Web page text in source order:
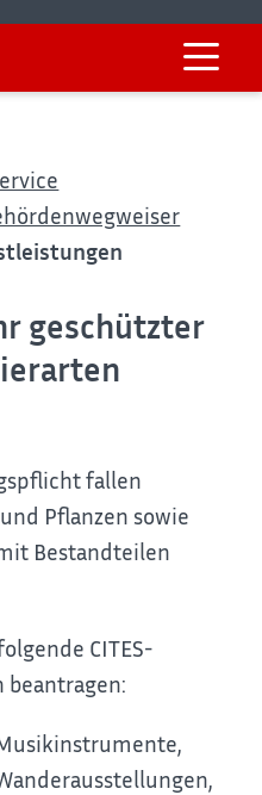
geschützter
fallen
Pflanzen sowie
Bestandteilen
CITES-
beantragen: